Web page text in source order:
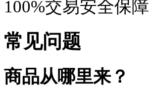
100%交易安全保障
常见问题
商品从哪里来？